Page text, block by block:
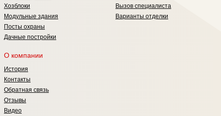
Хозблоки
Модульные здания
Посты охраны
Дачные постройки
Вызов специалиста
Варианты отделки
О компании
История
Контакты
Обратная связь
Отзывы
Видео